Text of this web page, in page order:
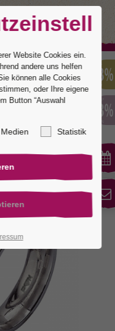
Website Cookies ein.
andere uns helfen
können alle Cookies
oder Ihre eigene
Button “Auswahl
Statistik